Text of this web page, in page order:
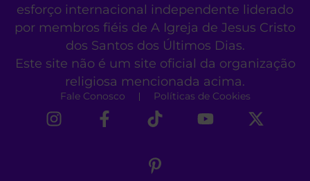
esforço internacional independente liderado
por membros fiéis de A Igreja de Jesus Cristo
dos Santos dos Últimos Dias.
Este site não é um site oficial da organização
religiosa mencionada acima.
Fale Conosco Políticas de Cookies